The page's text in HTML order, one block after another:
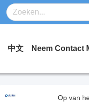
中文
Op van